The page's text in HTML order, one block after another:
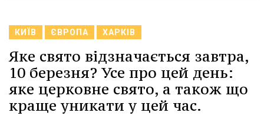
КИЇВ ЄВРОПА ХАРКІВ
Яке свято відзначається завтра,
10 березня? Усе про цей день:
яке церковне свято, а також що
краще уникати у цей час.